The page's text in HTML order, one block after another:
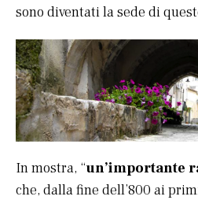
sono diventati la sede di
In mostra, “un’importante
che, dalla fine dell’800 ai